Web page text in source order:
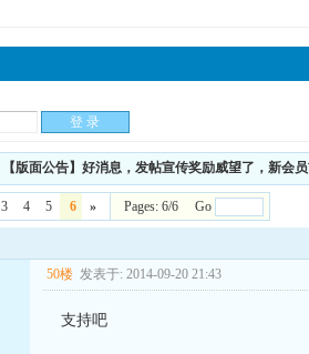
【版面公告】好消息，发帖宣传奖励威望了，新会
3 4 5 6 » Pages: 6/6 Go
50楼 发表于: 2014-09-20 21:43
支持吧